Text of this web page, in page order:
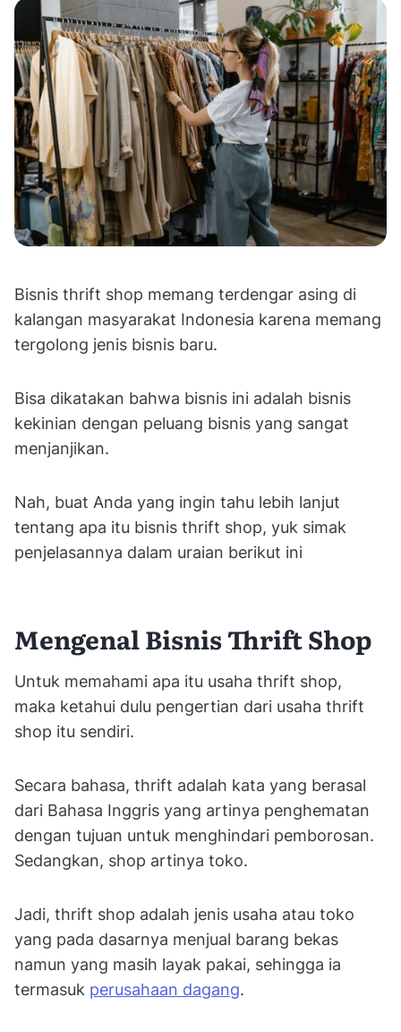
Bisnis thrift shop memang terdengar asing di
kalangan masyarakat Indonesia karena memang
tergolong jenis bisnis baru.
Bisa dikatakan bahwa bisnis ini adalah bisnis
kekinian dengan peluang bisnis yang sangat
menjanjikan.
Nah, buat Anda yang ingin tahu lebih lanjut
tentang apa itu bisnis thrift shop, yuk simak
penjelasannya dalam uraian berikut ini
Mengenal Bisnis Thrift Shop
Untuk memahami apa itu usaha thrift shop,
maka ketahui dulu pengertian dari usaha thrift
shop itu sendiri.
Secara bahasa, thrift adalah kata yang berasal
dari Bahasa Inggris yang artinya penghematan
dengan tujuan untuk menghindari pemborosan.
Sedangkan, shop artinya toko.
Jadi, thrift shop adalah jenis usaha atau toko
yang pada dasarnya menjual barang bekas
namun yang masih layak pakai, sehingga ia
termasuk perusahaan dagang.